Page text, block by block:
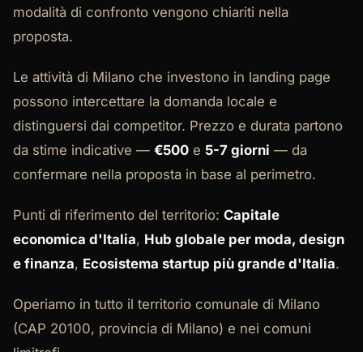
modalità di confronto vengono chiariti nella
proposta.
Le attività di Milano che investono in landing page
possono intercettare la domanda locale e
distinguersi dai competitor. Prezzo e durata partono
da stime indicative — €500 e 5-7 giorni — da
confermare nella proposta in base al perimetro.
Punti di riferimento del territorio: Capitale
economica d'Italia, Hub globale per moda, design
e finanza, Ecosistema startup più grande d'Italia.
Operiamo in tutto il territorio comunale di Milano
(CAP 20100, provincia di Milano) e nei comuni